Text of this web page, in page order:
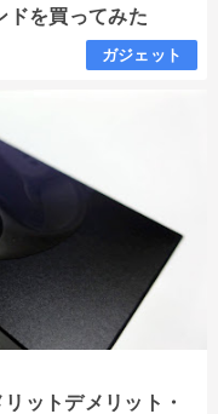
を買ってみた
ガジェット
ットデメリット・